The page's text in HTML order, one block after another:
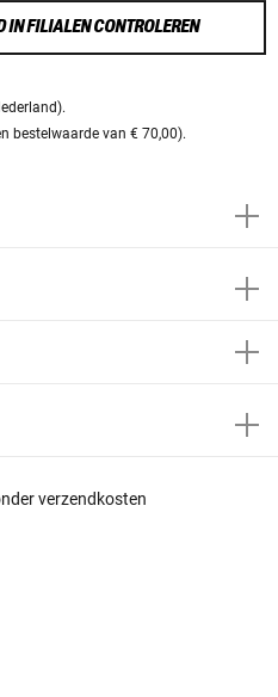
FILIALEN CONTROLEREN
bestelwaarde van € 70,00).
verzendkosten